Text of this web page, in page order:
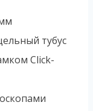
тубус
Click-